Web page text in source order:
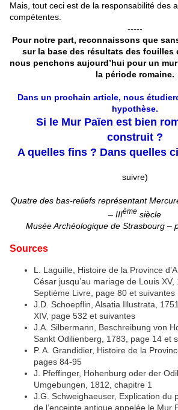
Mais, tout ceci est de la responsabilité des
compétentes.
-----
Pour notre part, reconnaissons que
sur la base des résultats des fouilles
nous penchons aujourd’hui pour un
la période romaine.
Dans un prochain article, nous
hypothèse.
Si le Mur Païen est bien
construit ?
A quelles fins ? Dans quelles
suivre)
Quatre des bas-reliefs représentant
– IIIème siècle
Musée Archéologique de Strasbourg –
Sources
L. Laguille, Histoire de la Province
César jusqu’au mariage de Louis XV,
Septième Livre, page 80 et suivantes
J.D. Schoepflin, Alsatia Illustrata,
XIV, page 532 et suivantes
J.A. Silbermann, Beschreibung von
Sankt Odilienberg, 1783, page 14 et
P. A. Grandidier, Histoire de la
pages 84-95
J. Pfeffinger, Hohenburg oder der
Umgebungen, 1812, chapitre 1
J.G. Schweighaeuser, Explication du
de l’enceinte antique appelée le Mur